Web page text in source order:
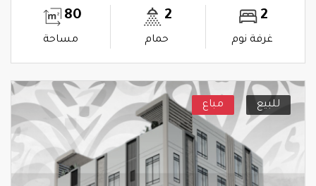
2
غرفة نوم
2
حمام
80
مساحة
للبيع مباع